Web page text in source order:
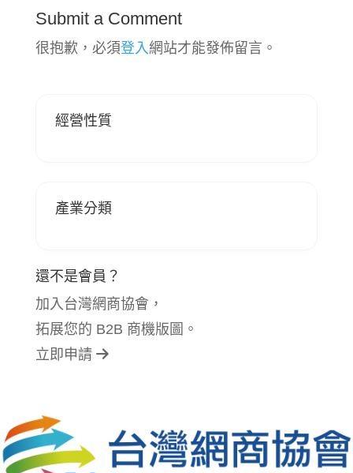
Submit a Comment
很抱歉，必須登入網站才能發佈留言。
經營性質
產業分類
還不是會員？
加入台灣網商協會，
拓展您的 B2B 商機版圖。
立即申請